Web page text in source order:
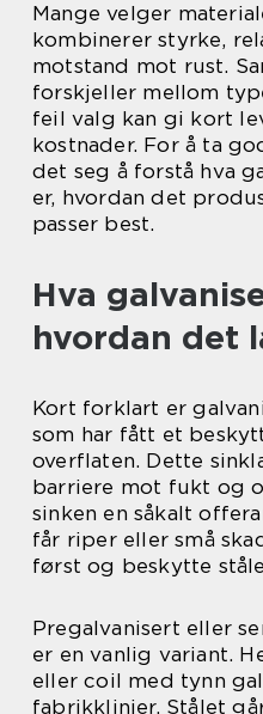
Mange velger
kombinerer styrke,
motstand mot rust.
forskjeller mellom
feil valg kan gi kort
kostnader. For å ta
det seg å forstå hva
er, hvordan det
passer best.
Hva
hvordan det
Kort forklart er
som har fått et
overflaten. Dette
barriere mot fukt og
sinken en såkalt
får riper eller små
først og beskytte
Pregalvanisert eller
er en vanlig variant.
eller coil med tynn
fabrikklinjer. Stålet